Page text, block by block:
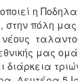
η
πόλη μας
νέους
μας
διάρκεια